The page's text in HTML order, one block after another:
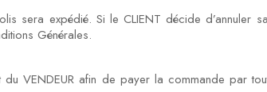
sera expédié. Si le CLIENT décide d’annuler
Générales.
VENDEUR afin de payer la commande par